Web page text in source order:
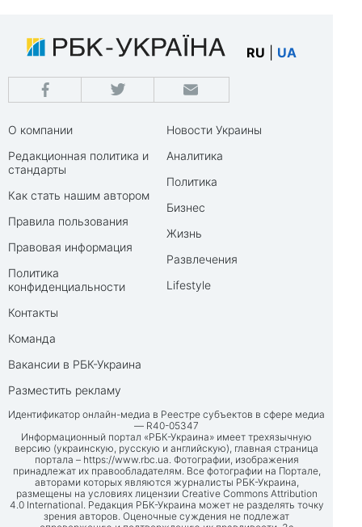
RU UA
О компании
Редакционная политика и
стандарты
Как стать нашим автором
Правила пользования
Правовая информация
Политика
конфиденциальности
Контакты
Команда
Вакансии в РБК-Украина
Разместить рекламу
Новости Украины
Аналитика
Политика
Бизнес
Жизнь
Развлечения
Lifestyle
Идентификатор онлайн-медиа в Реестре субъектов в сфере медиа
— R40-05347
Информационный портал «РБК-Украина» имеет трехязычную
версию (украинскую, русскую и английскую), главная страница
портала – https://www.rbc.ua. Фотографии, изображения
принадлежат их правообладателям. Все фотографии на Портале,
авторами которых являются журналисты РБК-Украина,
размещены на условиях лицензии Creative Commons Attribution
4.0 International. Редакция РБК-Украина может не разделять точку
зрения авторов. Оценочные суждения не подлежат